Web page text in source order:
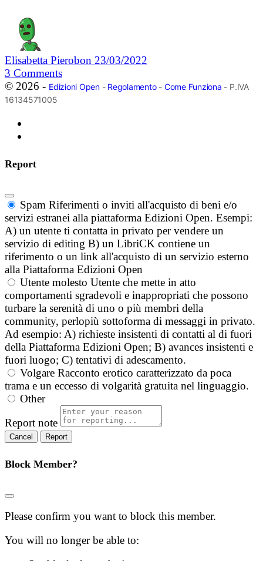
Elisabetta Pierobon 23/03/2022
3 Comments
© 2026 - Edizioni Open- Regolamento- Come Funziona - P.IVA
16134571005
Report
Spam Riferimenti o inviti all'acquisto di beni e/o
servizi estranei alla piattaforma Edizioni Open. Esempi:
A) un utente ti contatta in privato per vendere un
servizio di editing B) un LibriCK contiene un
riferimento o un link all'acquisto di un servizio esterno
alla Piattaforma Edizioni Open
Utente molesto Utente che mette in atto
comportamenti sgradevoli e inappropriati che possono
turbare la serenità di uno o più membri della
community, perlopiù sottoforma di messaggi in privato.
Ad esempio: A) richieste insistenti di contatti al di fuori
della Piattaforma Edizioni Open; B) avances insistenti e
fuori luogo; C) tentativi di adescamento.
Volgare Racconto erotico caratterizzato da poca
trama e un eccesso di volgarità gratuita nel linguaggio.
Other
Report note
Report
Block Member?
Please confirm you want to block this member.
You will no longer be able to: